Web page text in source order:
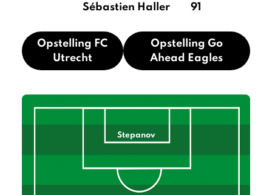
Sébastien Haller 91
Opstelling FC
Utrecht
Opstelling Go
Ahead Eagles
Stepanov